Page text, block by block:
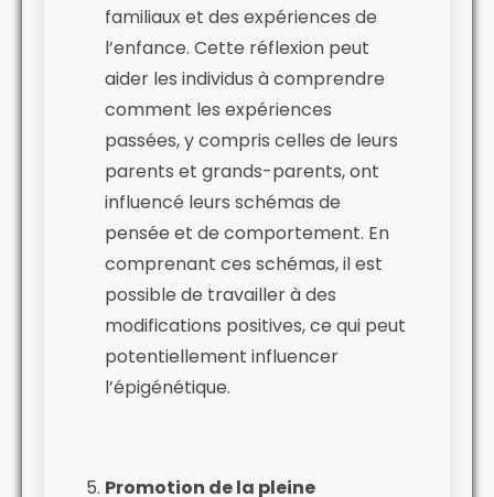
familiaux et des expériences de
l’enfance. Cette réflexion peut
aider les individus à comprendre
comment les expériences
passées, y compris celles de leurs
parents et grands-parents, ont
influencé leurs schémas de
pensée et de comportement. En
comprenant ces schémas, il est
possible de travailler à des
modifications positives, ce qui peut
potentiellement influencer
l’épigénétique.
Promotion de la pleine